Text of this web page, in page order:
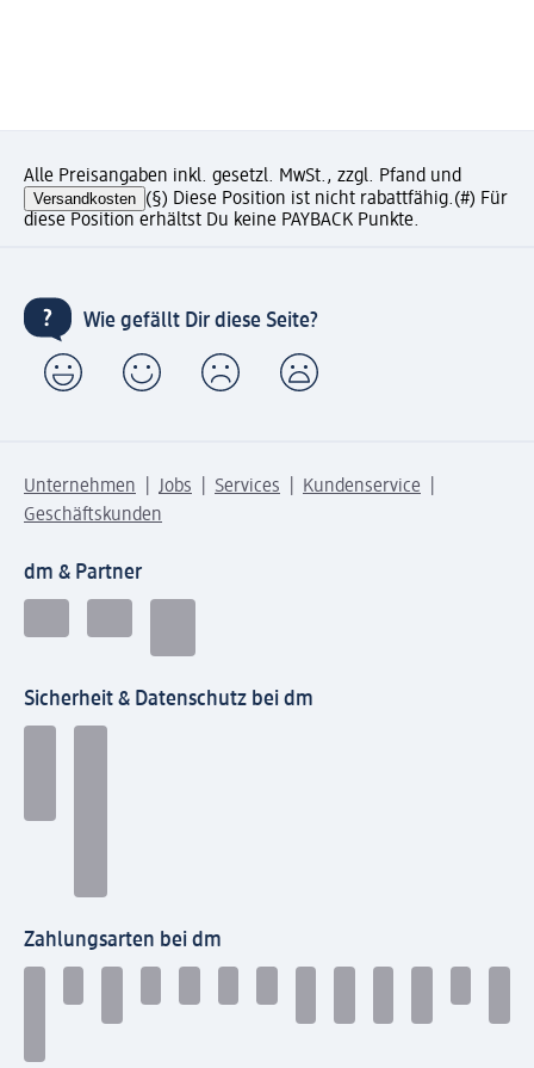
Alle Preisangaben inkl. gesetzl. MwSt., zzgl. Pfand und
Versandkosten (§) Diese Position ist nicht rabattfähig.(#) Für
diese Position erhältst Du keine PAYBACK Punkte.
Wie gefällt Dir diese Seite?
Unternehmen Jobs Services
Kundenservice
Geschäftskunden
dm & Partner
Sicherheit & Datenschutz bei dm
Zahlungsarten bei dm